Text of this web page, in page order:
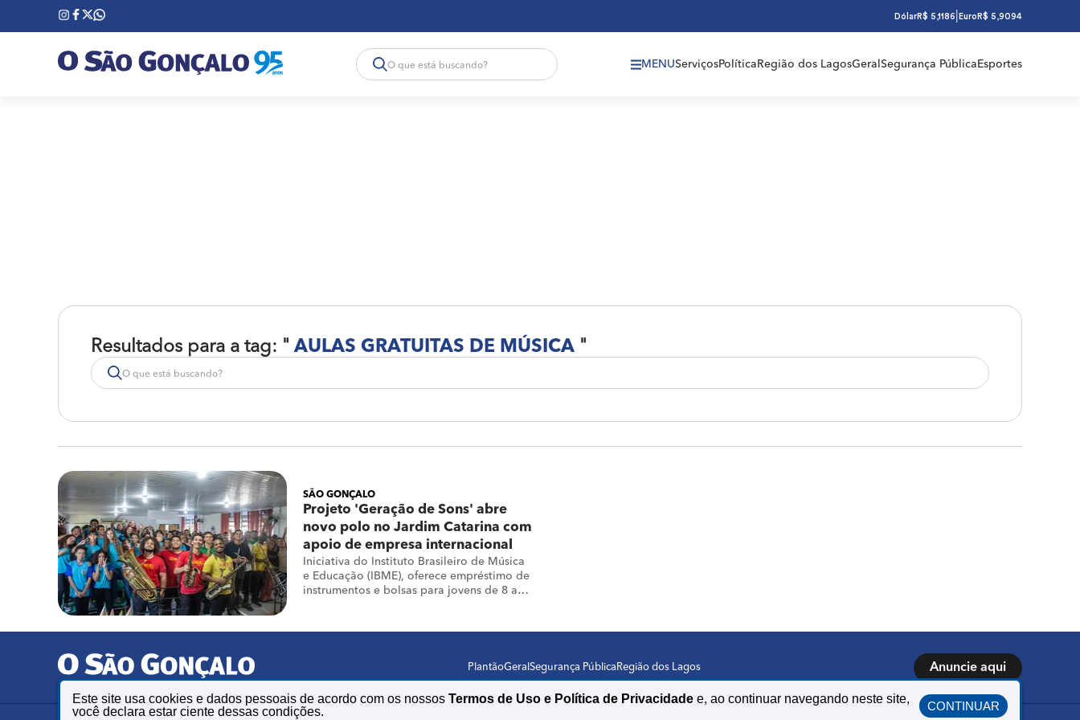
DólarR$ 5,1186 Euro R$ 5,9094
MENUServiçosPolítica Região dos LagosGeral Segurança Pública Esportes
Resultados para a tag: " AULAS GRATUITAS DE MÚSICA "
SÃO GONÇALO
Projeto 'Geração de Sons' abre
novo polo no Jardim Catarina com
apoio de empresa internacional
Iniciativa do Instituto Brasileiro de Música
e Educação (IBME), oferece empréstimo de
instrumentos e bolsas para jovens de 8 a
Este site usa cookies e dados pessoais de acordo com os nossos Termos de Uso e Política de Privacidade e, ao continuar navegando neste site,
você declara estar ciente dessas condições.
CONTINUAR
PlantãoGeral Segurança Pública Região dos Lagos Anuncie aqui